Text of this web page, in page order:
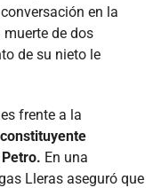
en la
de dos
de su nieto le
frente a la
En una
Lleras aseguró que